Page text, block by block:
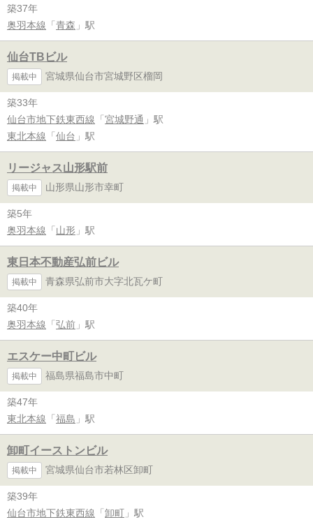
築37年
奥羽本線 「 青森 」駅
仙台TBビル
掲載中 宮城県仙台市宮城野区榴岡
築33年
仙台市地下鉄東西線 「 宮城野通 」駅
東北本線 「 仙台 」駅
リージャス山形駅前
掲載中 山形県山形市幸町
築5年
奥羽本線 「 山形 」駅
東日本不動産弘前ビル
掲載中 青森県弘前市大字北瓦ケ町
築40年
奥羽本線 「 弘前 」駅
エスケー中町ビル
掲載中 福島県福島市中町
築47年
東北本線 「 福島 」駅
卸町イーストンビル
掲載中 宮城県仙台市若林区卸町
築39年
仙台市地下鉄東西線 「 卸町 」駅